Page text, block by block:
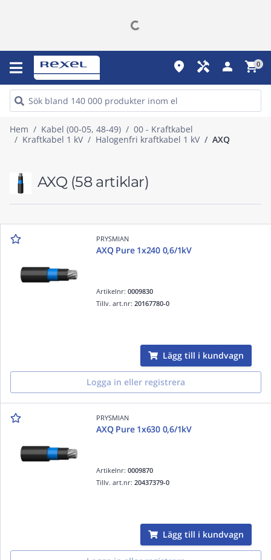
place handyman person shopping_cart0
Hem Kabel (00-05, 48-49)
00 - Kraftkabel
Kraftkabel 1 kV
Halogenfri kraftkabel 1 kV AXQ
AXQ (58 artiklar)
PRYSMIAN
AXQ Pure 1x240 0,6/1kV
Artikelnr:0009830
Tillv. art.nr:20167780-0
Lägg till i kundvagn
Logga in eller registrera
PRYSMIAN
AXQ Pure 1x630 0,6/1kV
Artikelnr:0009870
Tillv. art.nr:20437379-0
Lägg till i kundvagn